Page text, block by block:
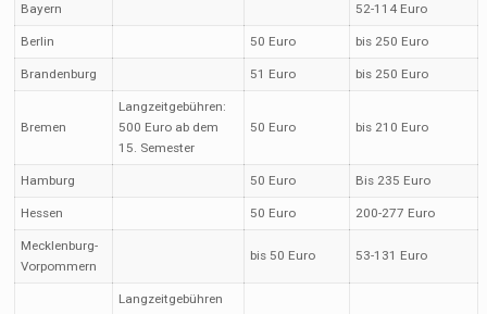
Bayern 52-114 Euro
Berlin 50 Euro bis 250 Euro
Brandenburg 51 Euro bis 250 Euro
Bremen
Langzeitgebühren:
500 Euro ab dem
15. Semester
50 Euro bis 210 Euro
Hamburg 50 Euro Bis 235 Euro
Hessen 50 Euro 200-277 Euro
Mecklenburg-
Vorpommern
bis 50 Euro 53-131 Euro
Langzeitgebühren